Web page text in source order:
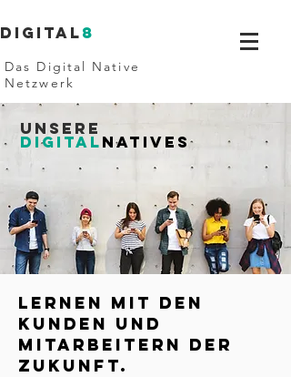
Digital8
Das Digital Native
Netzwerk
Unsere
DigitalNATIVES
LERNEN MIT DEN
KUNden UND
MITARBEITErn DER
ZUKUNFT.